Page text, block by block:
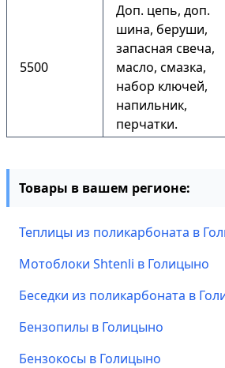
5500
Доп. цепь, доп.
шина, беруши,
запасная свеча,
масло, смазка,
набор ключей,
напильник,
перчатки.
Товары в вашем регионе:
Теплицы из поликарбоната в
Мотоблоки Shtenli в Голицыно
Беседки из поликарбоната в
Бензопилы в Голицыно
Бензокосы в Голицыно